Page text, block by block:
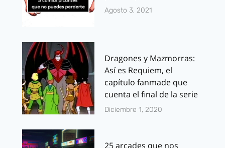
Agosto 3, 2021
Dragones y Mazmorras:
Así es Requiem, el
capítulo fanmade que
cuenta el final de la serie
Diciembre 1, 2020
25 arcades que nos